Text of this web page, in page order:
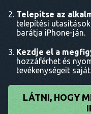
Telepítse az
telepítési
barátja iPhone-ján.
Kezdje el a
hozzáférhet és
tevékenységeit
LÁTNI, HOGY